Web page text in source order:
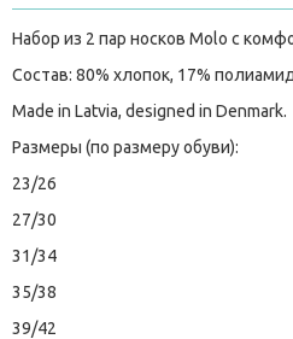
Набор из 2 пар носков Molo с
Состав: 80% хлопок, 17%
Made in Latvia, designed in Denmark.
Размеры (по размеру обуви):
23/26
27/30
31/34
35/38
39/42